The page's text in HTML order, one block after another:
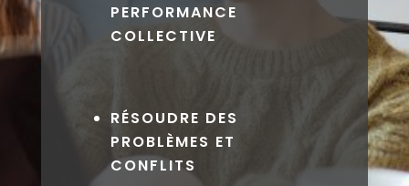
PERFORMANCE
COLLECTIVE
RÉSOUDRE DES
PROBLÈMES ET
CONFLITS